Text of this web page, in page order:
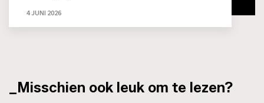
4 JUNI 2026
_Misschien ook leuk om te lezen?